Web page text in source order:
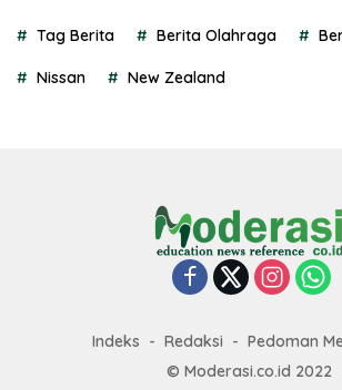
Tag Berita Berita Olahraga
Nissan New Zealand
Indeks Redaksi
Pedoman
© Moderasi.co.id 2022